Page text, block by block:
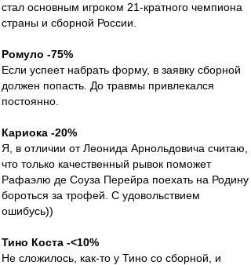
стал основным игроком 21-кратного чемпиона
страны и сборной России.
Ромуло -75%
Если успеет набрать форму, в заявку сборной
должен попасть. До травмы привлекался
постоянно.
Кариока -20%
Я, в отличии от Леонида Арнольдовича считаю,
что только качественный рывок поможет
Рафаэлю де Соуза Перейра поехать на Родину
бороться за трофей. С удовольствием
ошибусь))
Тино Коста -<10%
Не сложилось, как-то у Тино со сборной, и